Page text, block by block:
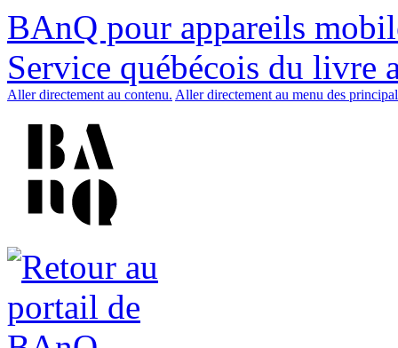
BAnQ pour appareils
Service québécois du livre
Aller directement au contenu. Aller directement au menu des